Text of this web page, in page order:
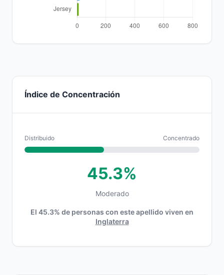
Índice de Concentración
Distribuido Concentrado
45.3%
Moderado
El 45.3% de personas con este apellido viven en
Inglaterra